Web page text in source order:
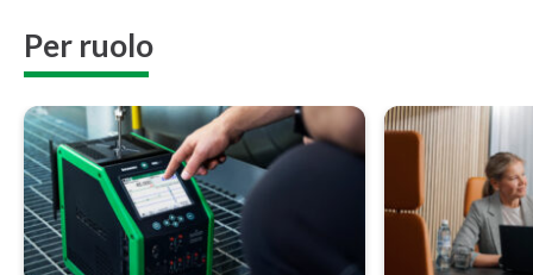
Per ruolo